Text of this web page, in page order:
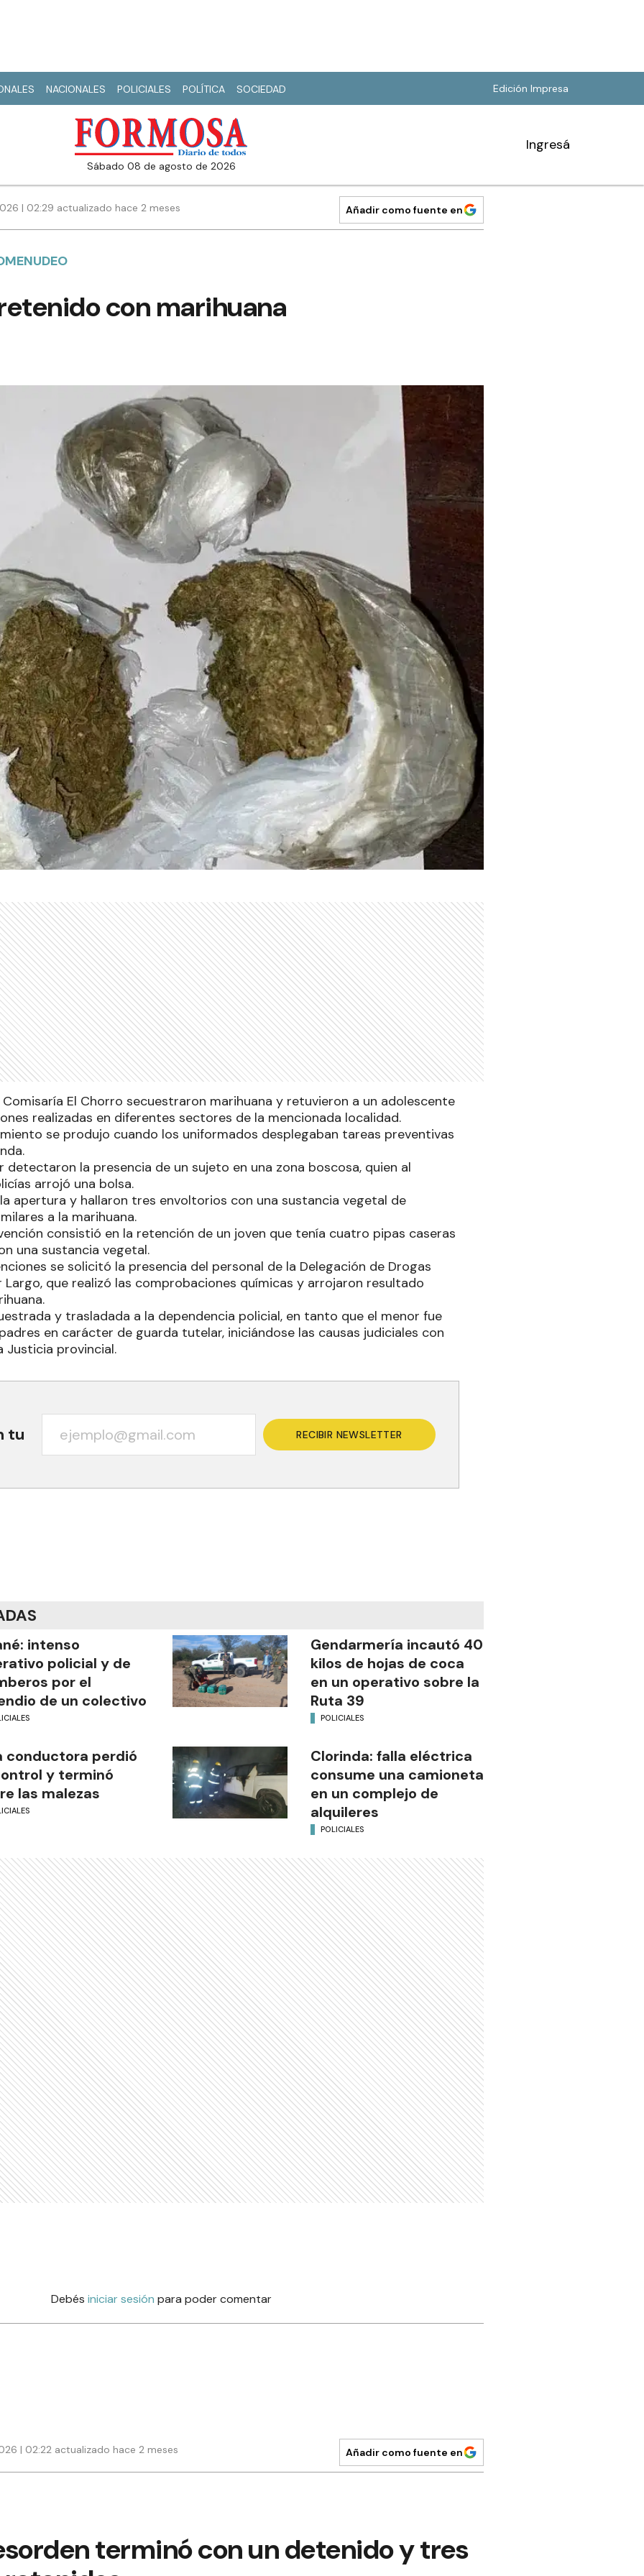
NACIONALES POLICIALES POLÍTICA SOCIEDAD Edición Impresa
sábado 08 de agosto de 2026
Ingresá
| 02:29 actualizado hace 2 meses Añadir como fuente en
con marihuana
El Chorro secuestraron marihuana y retuvieron a un adolescente
realizadas en diferentes sectores de la mencionada localidad.
se produjo cuando los uniformados desplegaban tareas preventivas
detectaron la presencia de un sujeto en una zona boscosa, quien al
arrojó una bolsa.
apertura y hallaron tres envoltorios con una sustancia vegetal de
a la marihuana.
consistió en la retención de un joven que tenía cuatro pipas caseras
una sustancia vegetal.
se solicitó la presencia del personal de la Delegación de Drogas
Largo, que realizó las comprobaciones químicas y arrojaron resultado
y trasladada a la dependencia policial, en tanto que el menor fue
en carácter de guarda tutelar, iniciándose las causas judiciales con
Justicia provincial.
tu RECIBIR NEWSLETTER
intenso
policial y de
por el
de un colectivo
Gendarmería incautó 40
kilos de hojas de coca
en un operativo sobre la
Ruta 39
POLICIALES
conductora perdió
y terminó
las malezas
Clorinda: falla eléctrica
consume una camioneta
en un complejo de
alquileres
POLICIALES
Debés iniciar sesión para poder comentar
| 02:22 actualizado hace 2 meses Añadir como fuente en
terminó con un detenido y tres